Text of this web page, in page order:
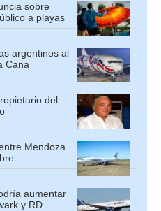
sobre
a playas
argentinos al
Cana
del
Mendoza
aumentar
y RD